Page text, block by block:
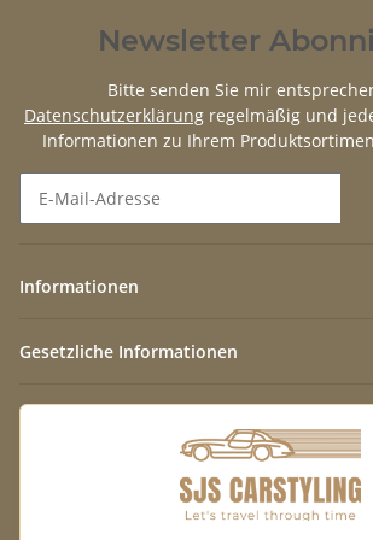
Newsletter
Bitte senden Sie mir
Datenschutzerklärung regelmäßig und
Informationen zu Ihrem
Informationen
Gesetzliche Informationen